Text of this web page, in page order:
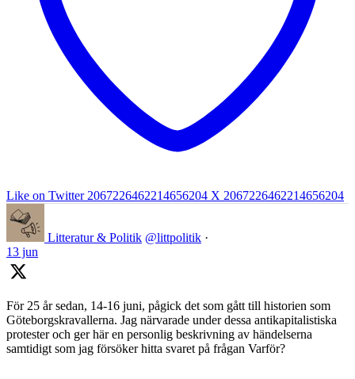
Like on Twitter 2067226462214656204 X 2067226462214656204
Litteratur & Politik @littpolitik ·
13 jun
För 25 år sedan, 14-16 juni, pågick det som gått till historien som
Göteborgskravallerna. Jag närvarade under dessa antikapitalistiska
protester och ger här en personlig beskrivning av händelserna
samtidigt som jag försöker hitta svaret på frågan Varför?